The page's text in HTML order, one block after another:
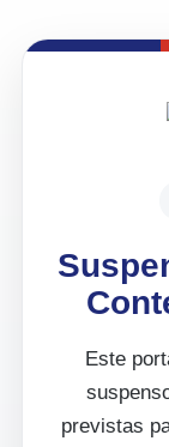
Este
previstas